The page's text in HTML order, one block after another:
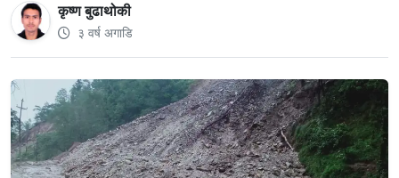
कृष्ण बुढाथोकी
३ वर्ष अगाडि